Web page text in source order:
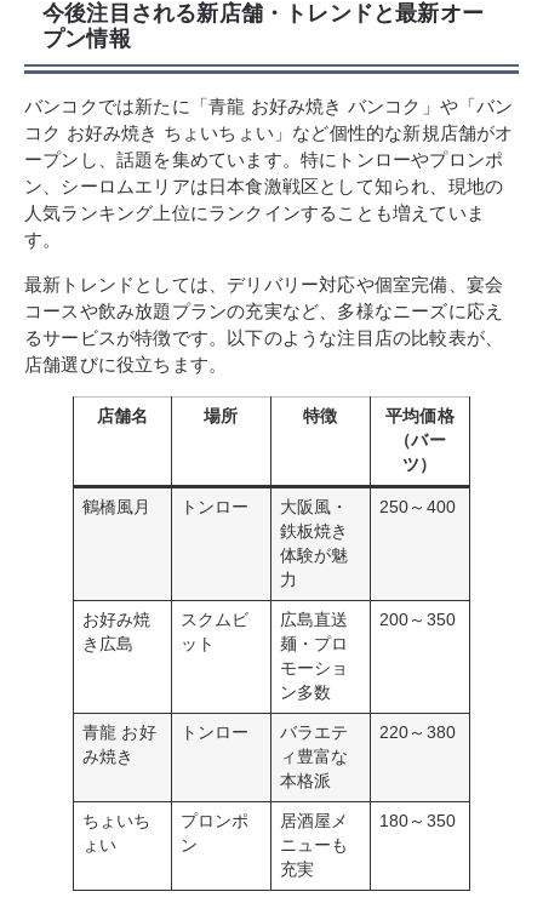
今後注目される新店舗・トレンドと最新オー
プン情報
バンコクでは新たに「青龍 お好み焼き バンコク」や「バン
コク お好み焼き ちょいちょい」など個性的な新規店舗がオ
ープンし、話題を集めています。特にトンローやプロンポ
ン、シーロムエリアは日本食激戦区として知られ、現地の
人気ランキング上位にランクインすることも増えていま
す。
最新トレンドとしては、デリバリー対応や個室完備、宴会
コースや飲み放題プランの充実など、多様なニーズに応え
るサービスが特徴です。以下のような注目店の比較表が、
店舗選びに役立ちます。
店舗名 場所 特徴
平均価格
（バー
ツ）
鶴橋風月 トンロー
大阪風・
鉄板焼き
体験が魅
力
250～400
お好み焼
き広島
スクムビ
ット
広島直送
麺・プロ
モーショ
ン多数
200～350
青龍 お好
み焼き
トンロー
バラエテ
ィ豊富な
本格派
220～380
ちょいち
ょい
プロンポ
ン
居酒屋メ
ニューも
充実
180～350